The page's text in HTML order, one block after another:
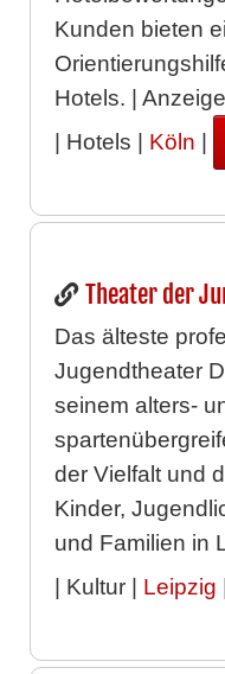
Kunden bieten
Hotels. |
| Hotels | Köln |
Theater der
Das älteste
Jugendtheater
seinem alters-
der Vielfalt und
Kinder,
und Familien in
| Kultur | Leipzig